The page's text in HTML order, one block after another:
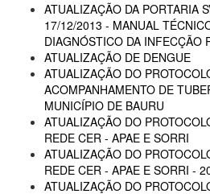
ATUALIZAÇÃO DA PORTARIA
17/12/2013 - MANUAL
DIAGNÓSTICO DA INFECÇÃO
ATUALIZAÇÃO DE DENGUE
ATUALIZAÇÃO DO
ACOMPANHAMENTO DE
MUNICÍPIO DE BAURU
ATUALIZAÇÃO DO
REDE CER - APAE E SORRI
ATUALIZAÇÃO DO
REDE CER - APAE E SORRI -
ATUALIZAÇÃO DO